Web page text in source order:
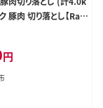
豚肉 切り落とし【Ran
円